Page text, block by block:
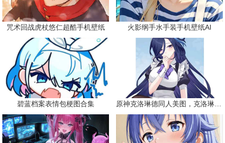
咒术回战虎杖悠仁超酷手机壁纸 火影纲手水手装手机壁纸AI
碧蓝档案表情包梗图合集